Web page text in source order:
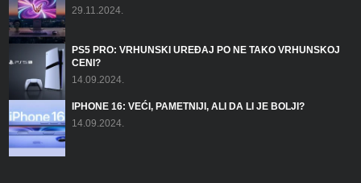
29.11.2024.
PS5 PRO: VRHUNSKI UREĐAJ PO NE TAKO VRHUNSKOJ
CENI?
14.09.2024.
IPHONE 16: VEĆI, PAMETNIJI, ALI DA LI JE BOLJI?
14.09.2024.